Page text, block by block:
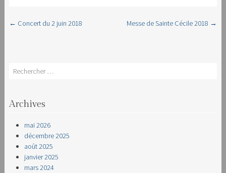
Post navigation
← Concert du 2 juin 2018 Messe de Sainte Cécile 2018 →
Search
Archives
mai 2026
décembre 2025
août 2025
janvier 2025
mars 2024